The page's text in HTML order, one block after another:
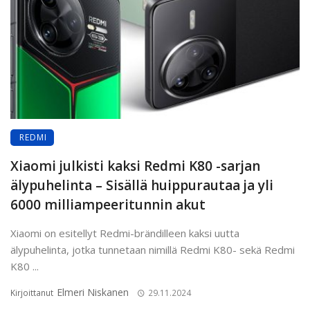
REDMI
Xiaomi julkisti kaksi Redmi K80 -sarjan
älypuhelinta – Sisällä huippurautaa ja yli
6000 milliampeeritunnin akut
Xiaomi on esitellyt Redmi-brändilleen kaksi uutta
älypuhelinta, jotka tunnetaan nimillä Redmi K80- sekä Redmi
K80 ...
Kirjoittanut Elmeri Niskanen 29.11.2024